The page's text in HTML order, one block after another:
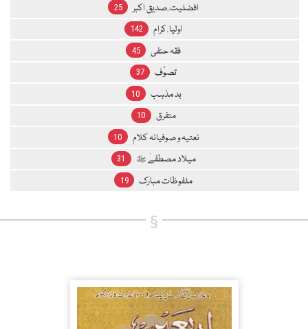
25 افضلیت ِ صدیق اکبر
142 اولیا ٔ کرام
45 فقہ حنفی
37 تصوّف
10 بد مذہب
10 متفرق
10 نعتیہ و صوفیانہ کلام
31 میلاد مصطفےٰ ﷺ
19 ملفوظات مبارک